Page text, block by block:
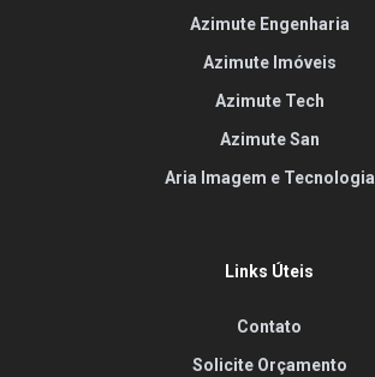
Azimute Engenharia
Azimute Imóveis
Azimute Tech
Azimute San
Aria Imagem e Tecnologia
Links Úteis
Contato
Solicite Orçamento